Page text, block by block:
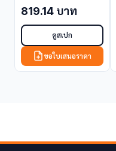
VCT-35-2C (VCT
Cable)
819.14 บาท
ดูสเปก
ขอใบเสนอราคา